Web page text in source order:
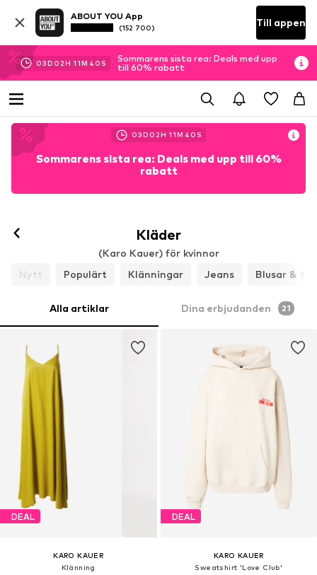
ABOUT YOU App
(152 700) Till appen
03D 02H 11M 38 S
Sommarens sista rea: Deals med upp
till 60% rabatt
03D 02H 11M 38 S
Sommarens sista rea: Deals med upp till 60%
rabatt
Kläder
(Karo Kauer) för kvinnor
Nytt
Populärt Klänningar Jeans Blusar &
Alla artiklar Dina erbjudanden 21
DEAL
KARO KAUER
Klänning
DEAL
KARO KAUER
Sweatshirt 'Love Club'